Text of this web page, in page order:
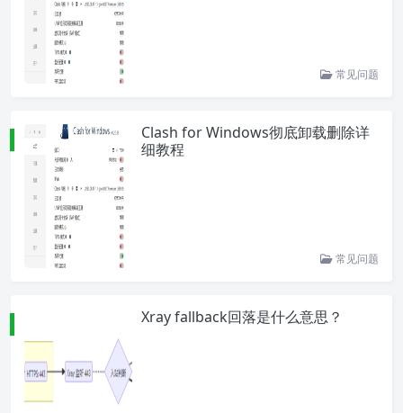
常见问题
Clash for Windows彻底卸载删除详
细教程
常见问题
Xray fallback回落是什么意思？